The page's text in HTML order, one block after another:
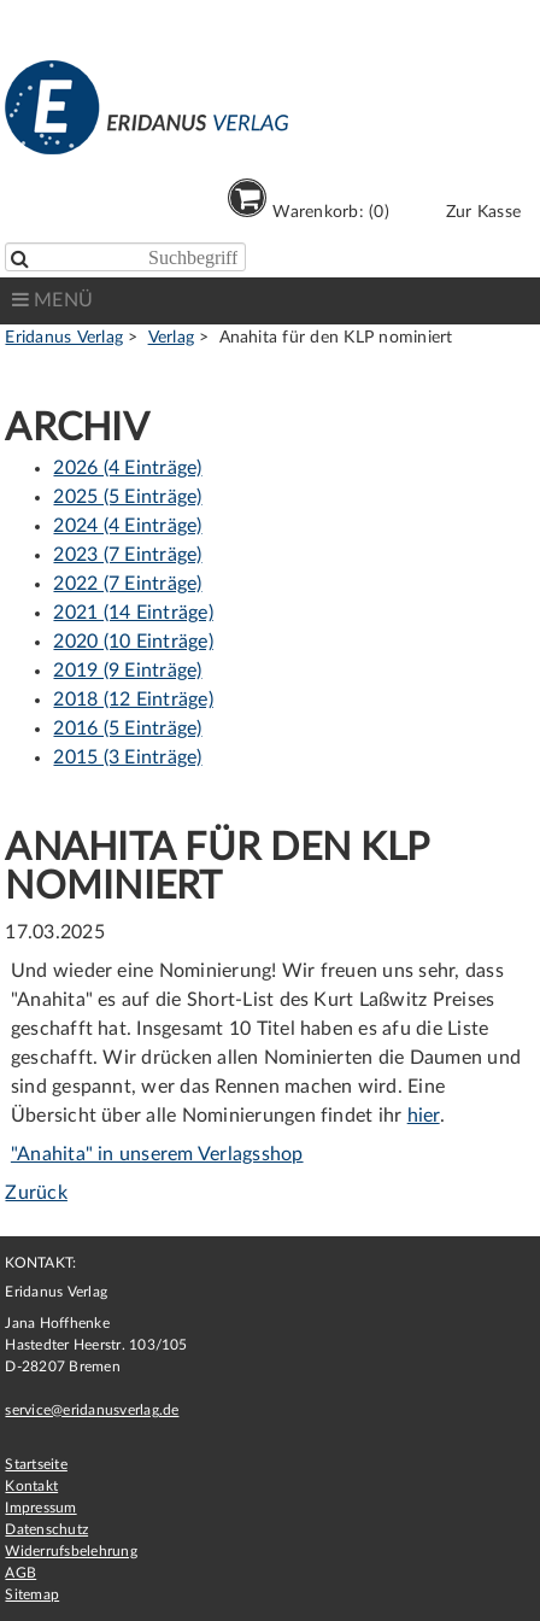
Warenkorb: (0) Zur Kasse

MENÜ
Eridanus Verlag Verlag Anahita für den KLP nominiert
ARCHIV
2026 (4 Einträge)
2025 (5 Einträge)
2024 (4 Einträge)
2023 (7 Einträge)
2022 (7 Einträge)
2021 (14 Einträge)
2020 (10 Einträge)
2019 (9 Einträge)
2018 (12 Einträge)
2016 (5 Einträge)
2015 (3 Einträge)
ANAHITA FÜR DEN KLP
NOMINIERT
17.03.2025
Und wieder eine Nominierung! Wir freuen uns sehr, dass
"Anahita" es auf die Short-List des Kurt Laßwitz Preises
geschafft hat. Insgesamt 10 Titel haben es afu die Liste
geschafft. Wir drücken allen Nominierten die Daumen und
sind gespannt, wer das Rennen machen wird. Eine
Übersicht über alle Nominierungen findet ihr hier.
"Anahita" in unserem Verlagsshop
Zurück
KONTAKT:
Eridanus Verlag
Jana Hoffhenke
Hastedter Heerstr. 103/105
D-28207 Bremen
service@eridanusverlag.de
Startseite
Kontakt
Impressum
Datenschutz
Widerrufsbelehrung
AGB
Sitemap